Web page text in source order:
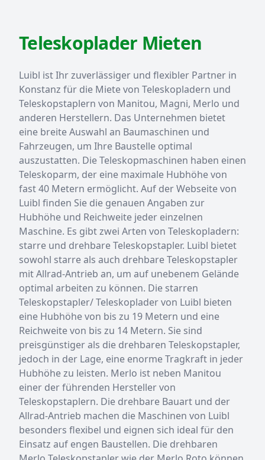
Teleskoplader Mieten
Luibl ist Ihr zuverlässiger und flexibler Partner in
Konstanz für die Miete von Teleskopladern und
Teleskopstaplern von Manitou, Magni, Merlo und
anderen Herstellern. Das Unternehmen bietet
eine breite Auswahl an Baumaschinen und
Fahrzeugen, um Ihre Baustelle optimal
auszustatten. Die Teleskopmaschinen haben einen
Teleskoparm, der eine maximale Hubhöhe von
fast 40 Metern ermöglicht. Auf der Webseite von
Luibl finden Sie die genauen Angaben zur
Hubhöhe und Reichweite jeder einzelnen
Maschine. Es gibt zwei Arten von Teleskopladern:
starre und drehbare Teleskopstapler. Luibl bietet
sowohl starre als auch drehbare Teleskopstapler
mit Allrad-Antrieb an, um auf unebenem Gelände
optimal arbeiten zu können. Die starren
Teleskopstapler/ Teleskoplader von Luibl bieten
eine Hubhöhe von bis zu 19 Metern und eine
Reichweite von bis zu 14 Metern. Sie sind
preisgünstiger als die drehbaren Teleskopstapler,
jedoch in der Lage, eine enorme Tragkraft in jeder
Hubhöhe zu leisten. Merlo ist neben Manitou
einer der führenden Hersteller von
Teleskopstaplern. Die drehbare Bauart und der
Allrad-Antrieb machen die Maschinen von Luibl
besonders flexibel und eignen sich ideal für den
Einsatz auf engen Baustellen. Die drehbaren